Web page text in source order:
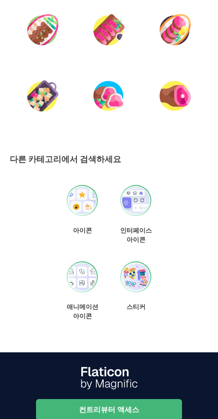
다른 카테고리에서 검색하세요
아이콘
인터페이스
아이콘
애니메이션
아이콘
스티커
컨트리뷰터 액세스